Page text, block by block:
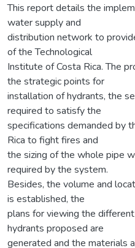
This report details the
water supply and
distribution network to
of the Technological
Institute of Costa Rica. The
the strategic points for
installation of hydrants, the
required to satisfy the
specifications demanded by
Rica to fight fires and
the sizing of the whole pipe
required by the system.
Besides, the volume and
is established, the
plans for viewing the
hydrants proposed are
generated and the materials